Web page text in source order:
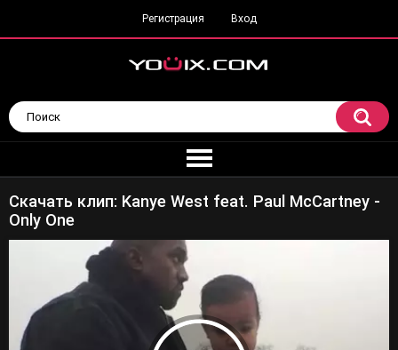
Регистрация Вход
Скачать клип: Kanye West feat. Paul McCartney -
Only One